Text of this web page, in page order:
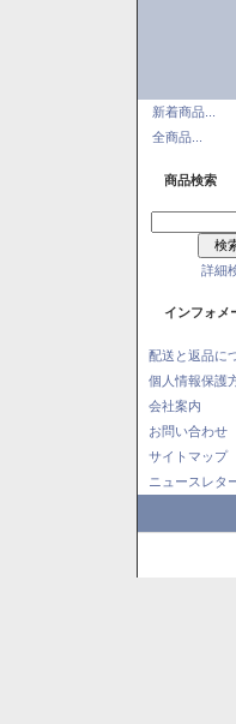
新着商品...
全商品...
商品検索
詳細
インフォメ
配送と返品に
個人情報保護
会社案内
お問い合わせ
サイトマップ
ニュースレタ